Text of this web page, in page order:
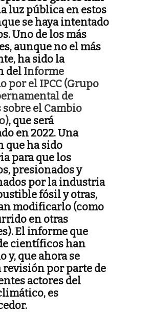
luz pública en estos
se haya intentado
Uno de los más
aunque no el más
ha sido la
del Informe
por el IPCC (Grupo
de
sobre el Cambio
, que será
en 2022. Una
que ha sido
para que los
presionados y
por la industria
fósil y otras,
modificarlo (como
en otras
El informe que
científicos han
y, que ahora se
revisión por parte de
actores del
es